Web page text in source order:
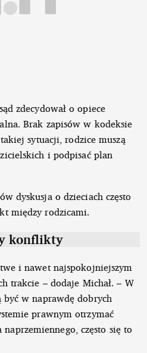
zdecydował o opiece
Brak zapisów w kodeksie
sytuacji, rodzice muszą
i podpisać plan
dyskusja o dzieciach często
między rodzicami.
konflikty
i nawet najspokojniejszym
trakcie – dodaje Michał. – W
być w naprawdę dobrych
prawnym otrzymać
często się to